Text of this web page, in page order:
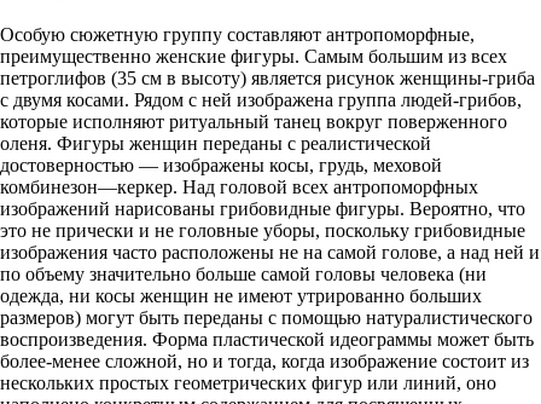
Особую сюжетную группу составляют антропоморфные,
преимущественно женские фигуры. Самым большим из всех
петроглифов (35 см в высоту) является рисунок женщины-гриба
с двумя косами. Рядом с ней изображена группа людей-грибов,
которые исполняют ритуальный танец вокруг поверженного
оленя. Фигуры женщин переданы с реалистической
достоверностью — изображены косы, грудь, меховой
комбинезон—керкер. Над головой всех антропоморфных
изображений нарисованы грибовидные фигуры. Вероятно, что
это не прически и не головные уборы, поскольку грибовидные
изображения часто расположены не на самой голове, а над ней и
по объему значительно больше самой головы человека (ни
одежда, ни косы женщин не имеют утрированно больших
размеров) могут быть переданы с помощью натуралистического
воспроизведения. Форма пластической идеограммы может быть
более-менее сложной, но и тогда, когда изображение состоит из
нескольких простых геометрических фигур или линий, оно